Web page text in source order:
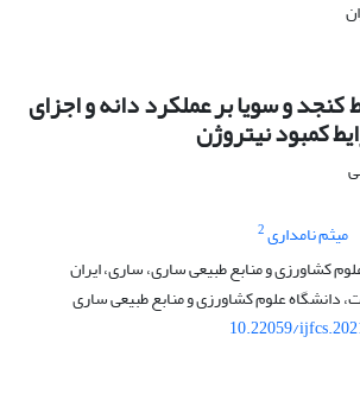
و سویا بر عملکرد دانه و اجزای
کمبود نیتروژن
میثم نامداری2
کشاورزی و منابع طبیعی ساری، ساری، ایران
دانشگاه علوم کشاورزی و منابع طبیعی ساری
10.22059/